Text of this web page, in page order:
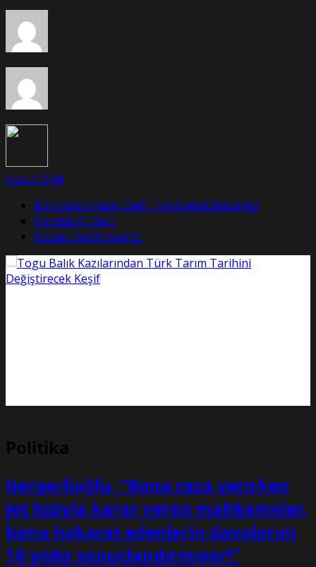
Yusuf Ünel
Bizimkisi Siyaset Değil, Memleket Meselesi
Hayatın İçinden
Kocaeli Seçim Analizi
Politika
Gergerlioğlu, “Bana ceza verirken
jet hızıyla karar veren mahkemeler,
bana hakaret edenlerin davalarını
10 yıldır sonuçlandırmıyor!”